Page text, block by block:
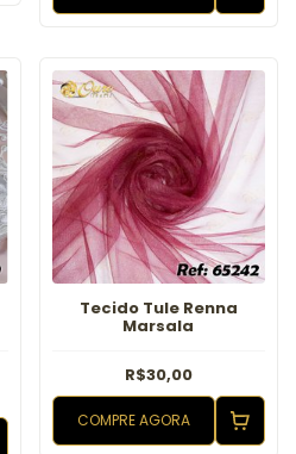
Tecido Tule Renna
Marsala
R$30,00
COMPRE AGORA